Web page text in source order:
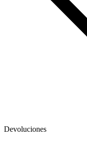
Devoluciones